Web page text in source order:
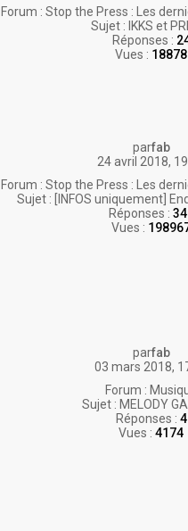
Forum : Stop the Press : Les
Sujet : IKKS et
Réponses :
Vues : 18878
parfab
24 avril 2018,
Forum : Stop the Press : Les
Sujet : [INFOS uniquement]
Réponses :
Vues :
parfab
03 mars 2018,
Forum :
Sujet : MELODY
Réponses : 4
Vues :4174